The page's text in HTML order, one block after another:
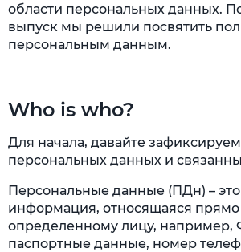
области персональных данных.
выпуск мы решили посвятить
персональным данным.
Who is who?
Для начала, давайте
персональных данных и
Персональные данные (ПДн) –
информация, относящаяся
определенному лицу,
паспортные данные, номер